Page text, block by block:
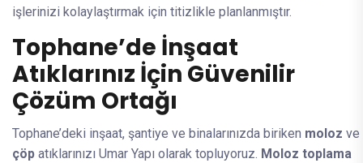
işlerinizi kolaylaştırmak için titizlikle planlanmıştır.
Tophane’de İnşaat
Atıklarınız İçin Güvenilir
Çözüm Ortağı
Tophane’deki inşaat, şantiye ve binalarınızda biriken moloz ve
çöp atıklarınızı Umar Yapı olarak topluyoruz. Moloz toplama